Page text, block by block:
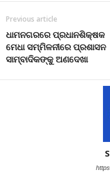
Previous article
ଧାମନଗରରେ ପ୍ରଧାନଶିକ୍ଷକ
ମେଧା ସମ୍ମିଳନୀରେ ପ୍ରଶାସନ
ସାମ୍ବାଦିକଙ୍କୁ ଅଣଦେଖା